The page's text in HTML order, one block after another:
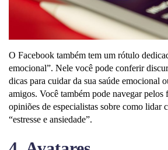
O Facebook também tem um rótulo
emocional”. Nele você pode conferir
dicas para cuidar da sua saúde emocional
amigos. Você também pode navegar pelos
opiniões de especialistas sobre como lidar
“estresse e ansiedade”.